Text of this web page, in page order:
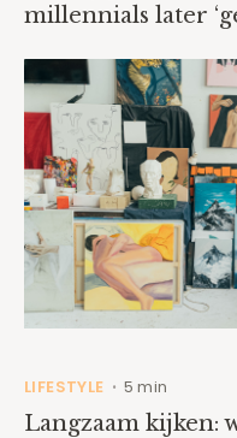
millennials later
LIFESTYLE • 5 min
Langzaam kijken: